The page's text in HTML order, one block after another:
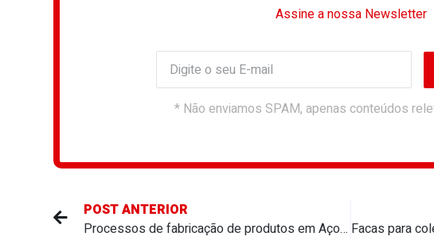
Assine a nossa Newsletter
* Não enviamos SPAM, apenas conteúdos
POST ANTERIOR
Processos de fabricação de produtos em Aço Inox